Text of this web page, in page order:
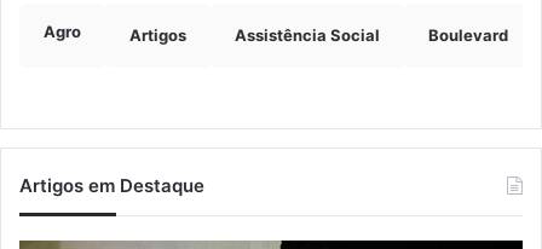
Agro Artigos Assistência Social Boulevard
Artigos em Destaque